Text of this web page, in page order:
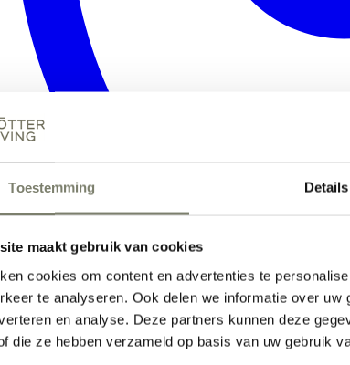
Toestemming Details
maakt gebruik van cookies
cookies om content en advertenties te
te analyseren. Ook delen we informatie over
en analyse. Deze partners kunnen deze
die ze hebben verzameld op basis van uw gebruik